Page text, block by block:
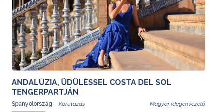
ANDALÚZIA, ÜDÜLÉSSEL COSTA DEL SOL
TENGERPARTJÁN
Spanyolország Magyar idegenvezető